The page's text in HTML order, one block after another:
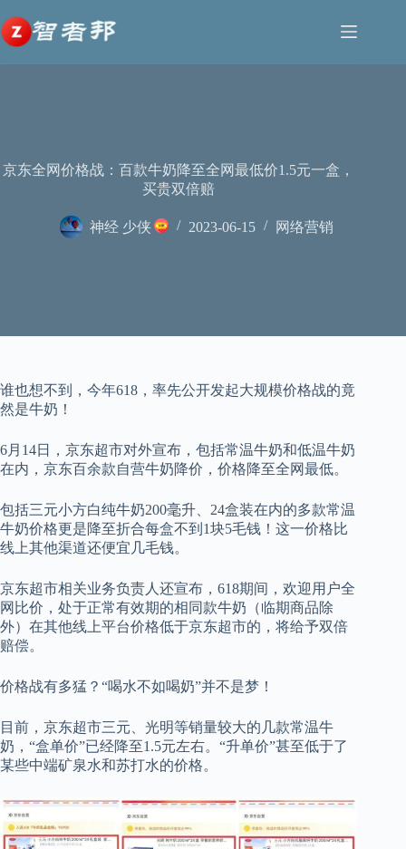
至
内
容
京东全网价格战：百款牛奶降至全网最低价1.5元一盒，
买贵双倍赔
神经 少侠 2023-06-15 网络营销
谁也想不到，今年618，率先公开发起大规模价格战的竟
然是牛奶！
6月14日，京东超市对外宣布，包括常温牛奶和低温牛奶
在内，京东百余款自营牛奶降价，价格降至全网最低。
包括三元小方白纯牛奶200毫升、24盒装在内的多款常温
牛奶价格更是降至折合每盒不到1块5毛钱！这一价格比
线上其他渠道还便宜几毛钱。
京东超市相关业务负责人还宣布，618期间，欢迎用户全
网比价，处于正常有效期的相同款牛奶（临期商品除
外）在其他线上平台价格低于京东超市的，将给予双倍
赔偿。
价格战有多猛？“喝水不如喝奶”并不是梦！
目前，京东超市三元、光明等销量较大的几款常温牛
奶，“盒单价”已经降至1.5元左右。“升单价”甚至低于了
某些中端矿泉水和苏打水的价格。